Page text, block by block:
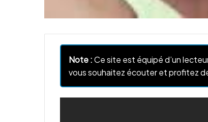
Note :Ce site est équipé d’un
vous souhaitez écouter et profitez